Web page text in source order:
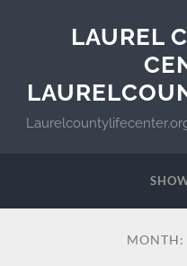
LAUREL
MONTH: